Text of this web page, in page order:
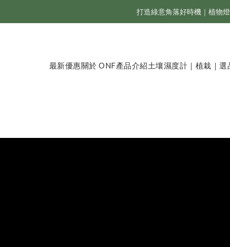
新會員享首購折 $100 優
打造綠意角落好時機｜植物
ONF 人氣冠軍 Flat One+ 智慧水族燈
最新優惠關於 ONF產品介紹土壤濕度計｜植栽｜選